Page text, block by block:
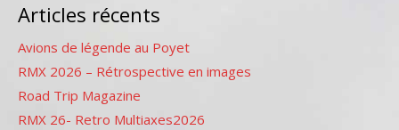
Articles récents
Avions de légende au Poyet
RMX 2026 – Rétrospective en images
Road Trip Magazine
RMX 26- Retro Multiaxes2026